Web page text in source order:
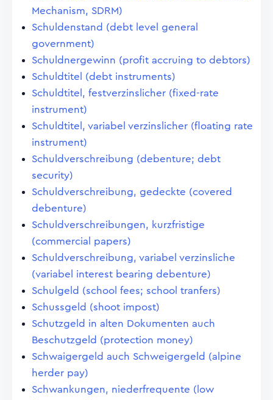
Mechanism, SDRM)
Schuldenstand (debt level general
government)
Schuldnergewinn (profit accruing to debtors)
Schuldtitel (debt instruments)
Schuldtitel, festverzinslicher (fixed-rate
instrument)
Schuldtitel, variabel verzinslicher (floating rate
instrument)
Schuldverschreibung (debenture; debt
security)
Schuldverschreibung, gedeckte (covered
debenture)
Schuldverschreibungen, kurzfristige
(commercial papers)
Schuldverschreibung, variabel verzinsliche
(variabel interest bearing debenture)
Schulgeld (school fees; school tranfers)
Schussgeld (shoot impost)
Schutzgeld in alten Dokumenten auch
Beschutzgeld (protection money)
Schwaigergeld auch Schweigergeld (alpine
herder pay)
Schwankungen, niederfrequente (low